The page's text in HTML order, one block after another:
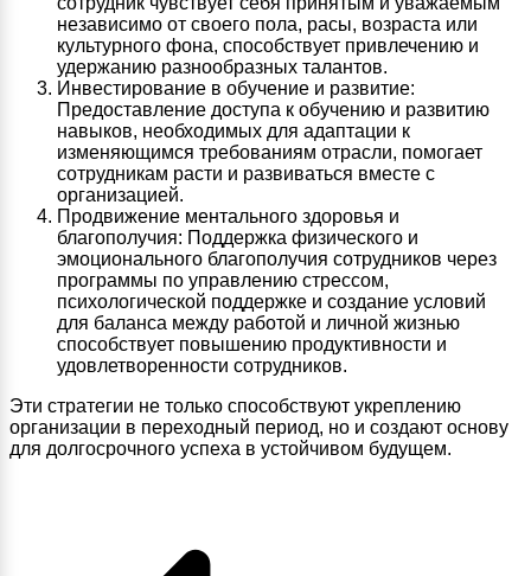
независимо от своего пола, расы, возраста или
культурного фона, способствует привлечению и
удержанию разнообразных талантов.
Инвестирование в обучение и развитие:
Предоставление доступа к обучению и развитию
навыков, необходимых для адаптации к
изменяющимся требованиям отрасли, помогает
сотрудникам расти и развиваться вместе с
организацией.
Продвижение ментального здоровья и
благополучия: Поддержка физического и
эмоционального благополучия сотрудников через
программы по управлению стрессом,
психологической поддержке и создание условий
для баланса между работой и личной жизнью
способствует повышению продуктивности и
удовлетворенности сотрудников.
Эти стратегии не только способствуют укреплению
организации в переходный период, но и создают основу
для долгосрочного успеха в устойчивом будущем.